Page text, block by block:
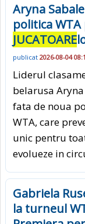
Aryna
politica
JUCATOARE
publicat 2026-08-04
Liderul
belarusa
fata de noua
WTA, care
unic pentru
evolueze in
Gabriela
la turneul